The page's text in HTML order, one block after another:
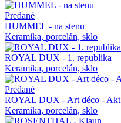
Predané
HUMMEL - na stenu
Keramika, porcelán, sklo
ROYAL DUX - 1. republika
Keramika, porcelán, sklo
Predané
ROYAL DUX - Art déco - Akt
Keramika, porcelán, sklo